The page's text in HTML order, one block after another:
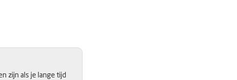
zijn als je lange tijd